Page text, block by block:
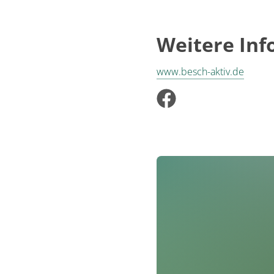
keine Anmeldung
Weitere
www.besch-aktiv.de